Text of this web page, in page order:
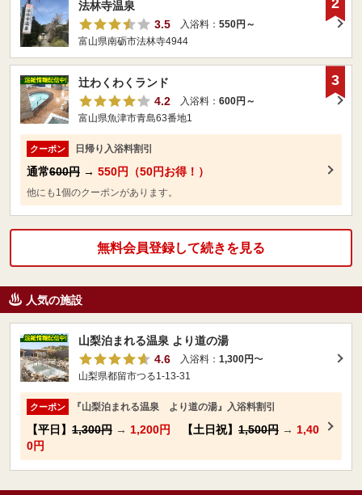
法林寺温泉
3.5
入浴料： 550円～
富山県南砺市法林寺4944
2
辻わくわくランド
4.2
入浴料： 600円～
富山県魚津市青島63番地1
クーポン 日帰り入浴料割引
通常600円 → 550円（50円お得！）
他にも1個のクーポンがあります。
3
無料会員登録して続きを見る
人気の施設
山梨泊まれる温泉 より道の湯
4.6
入浴料： 1,300円〜
山梨県都留市つる1-13-31
クーポン 『山梨泊まれる温泉 より道の湯』入浴料割引
【平日】 1,300円 → 1,200円 【土日祝】 1,500円 → 1,40
0円